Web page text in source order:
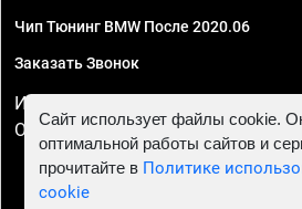
Чип Тюнинг BMW После 2020.06
Заказать Звонок
ИП Смирнов Георгий Павлович.
ОГРНИП 324470400032610
Сайт использует файлы cookie.
оптимальной работы сайтов и
прочитайте в Политике
cookie